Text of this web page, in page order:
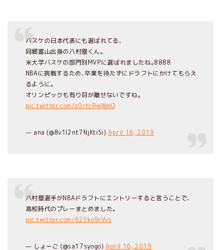
バスケの日本代表にも選ばれてる､
同郷富山出身の八村塁くん｡
米大学バスケの部門別MVPに選ばれましたね｡8888
NBAに挑戦するため､卒業を待たずにドラフトにかけてもらえ
るように｡
オリンピックも有り目が離せないですね｡
pic.twitter.com/z0rtcRwWmQ
— ana (@8v1I2nt7NjKtiSi)April 16, 2019
八村塁選手がNBAドラフトにエントリーすると言うことで、
高校時代のプレーまとめました。
pic.twitter.com/625ko9rVvs
— しょーご (@sa17syogo) April 16, 2019